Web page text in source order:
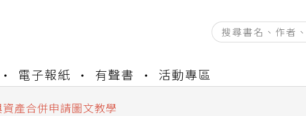
電子報紙 有聲書 活動專區
開通申請
產合併申請圖文教學